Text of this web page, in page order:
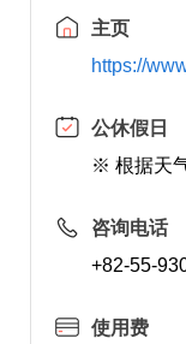
主页
https://
公休假日
※ 根据天
咨询电话
+82-55-
使用费